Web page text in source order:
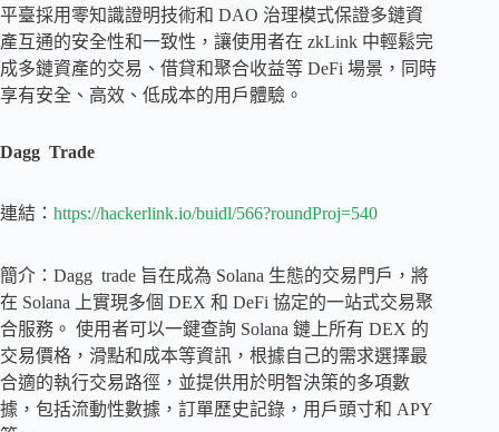
平臺採用零知識證明技術和 DAO 治理模式保證多鏈資
產互通的安全性和一致性，讓使用者在 zkLink 中輕鬆完
成多鏈資產的交易、借貸和聚合收益等 DeFi 場景，同時
享有安全、高效、低成本的用戶體驗。
Dagg Trade
連結： https://hackerlink.io/buidl/566?roundProj=540
簡介：Dagg trade 旨在成為 Solana 生態的交易門戶，將
在 Solana 上實現多個 DEX 和 DeFi 協定的一站式交易聚
合服務。 使用者可以一鍵查詢 Solana 鏈上所有 DEX 的
交易價格，滑點和成本等資訊，根據自己的需求選擇最
合適的執行交易路徑，並提供用於明智決策的多項數
據，包括流動性數據，訂單歷史記錄，用戶頭寸和 APY